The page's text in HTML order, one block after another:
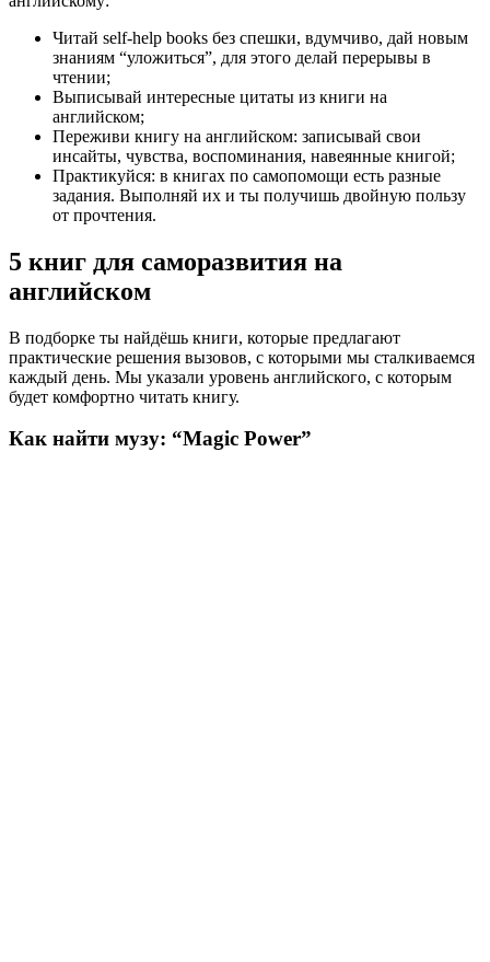
Читай self-help books без спешки, вдумчиво, дай новым
знаниям “уложиться”, для этого делай перерывы в
чтении;
Выписывай интересные цитаты из книги на
английском;
Переживи книгу на английском: записывай свои
инсайты, чувства, воспоминания, навеянные книгой;
Практикуйся: в книгах по самопомощи есть разные
задания. Выполняй их и ты получишь двойную пользу
от прочтения.
5 книг для саморазвития на
английском
В подборке ты найдёшь книги, которые предлагают
практические решения вызовов, с которыми мы сталкиваемся
каждый день. Мы указали уровень английского, с которым
будет комфортно читать книгу.
Как найти музу: “Magic Power”